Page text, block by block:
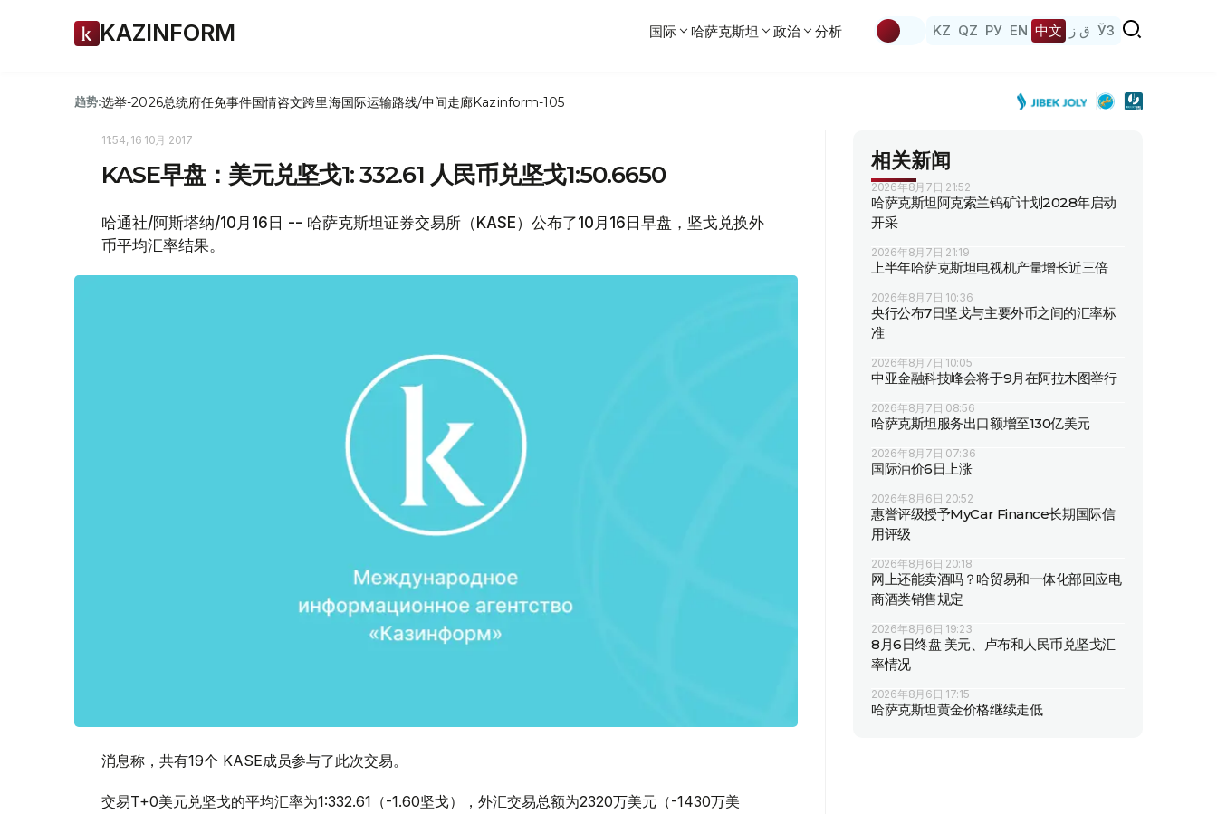
KAZINFORM 国际 哈萨克斯坦 政治 分析 KZ QZ РУ EN 中文 ق ز ЎЗ
趋势:选举-2026总统府任免事件国情咨文跨里海国际运输路线/中间走廊Kazinform-105
11:54, 16 10月 2017
KASE早盘：美元兑坚戈1: 332.61 人民币兑坚戈1:50.6650
哈通社/阿斯塔纳/10月16日 -- 哈萨克斯坦证券交易所（KASE）公布了10月16日早盘，坚戈兑换外
币平均汇率结果。
消息称，共有19个 KASE成员参与了此次交易。
交易T+0美元兑坚戈的平均汇率为1:332.61（-1.60坚戈），外汇交易总额为2320万美元（-1430万美
相关新闻
2026年8月7日 21:52
哈萨克斯坦阿克索兰钨矿计划2028年启动
开采
2026年8月7日 21:19
上半年哈萨克斯坦电视机产量增长近三倍
2026年8月7日 10:36
央行公布7日坚戈与主要外币之间的汇率标
准
2026年8月7日 10:05
中亚金融科技峰会将于9月在阿拉木图举行
2026年8月7日 08:56
哈萨克斯坦服务出口额增至130亿美元
2026年8月7日 07:36
国际油价6日上涨
2026年8月6日 20:52
惠誉评级授予MyCar Finance长期国际信
用评级
2026年8月6日 20:18
网上还能卖酒吗？哈贸易和一体化部回应电
商酒类销售规定
2026年8月6日 19:23
8月6日终盘 美元、卢布和人民币兑坚戈汇
率情况
2026年8月6日 17:15
哈萨克斯坦黄金价格继续走低